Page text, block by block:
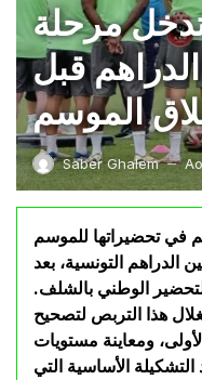
مرحلة
قبل
الموسم
Saber Ghalem —
تحضيراتها للموسم
الدراهم التونسية، بعد
الوطني بالشلف.
هذا التربص لتصحيح
ومعاينة مستويات
الأساسية التي